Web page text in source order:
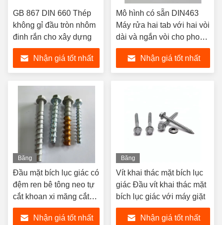
GB 867 DIN 660 Thép
không gỉ đầu tròn nhôm
đinh rắn cho xây dựng
Nhận giá tốt nhất
Mô hình có sẵn DIN463
Máy rửa hai tab với hai vòi
dài và ngắn vòi cho phong
cách đinh
Nhận giá tốt nhất
Băng
hình
Đầu mặt bích lục giác có
đệm ren bê tông neo tự
cắt khoan xi măng cắt
đáy bu lông vít nở tự
khai thácNhận giá tốt nhất
Băng
hình
Vít khai thác mặt bích lục
giác Đầu vít khai thác mặt
bích lục giác với máy giặt
Nhận giá tốt nhất